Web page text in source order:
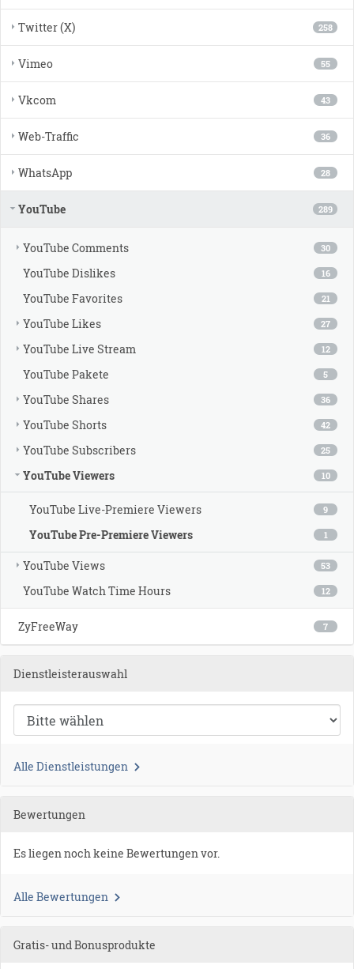
258
Twitter (X)
55
Vimeo
43
Vkcom
36
Web-Traffic
28
WhatsApp
289
YouTube
30
YouTube Comments
16
YouTube Dislikes
21
YouTube Favorites
27
YouTube Likes
12
YouTube Live Stream
5
YouTube Pakete
36
YouTube Shares
42
YouTube Shorts
25
YouTube Subscribers
10
YouTube Viewers
9
YouTube Live-Premiere Viewers
1
YouTube Pre-Premiere Viewers
53
YouTube Views
12
YouTube Watch Time Hours
7
ZyFreeWay
Dienstleisterauswahl
Alle Dienstleistungen
Bewertungen
Es liegen noch keine Bewertungen vor.
Alle Bewertungen
Gratis- und Bonusprodukte